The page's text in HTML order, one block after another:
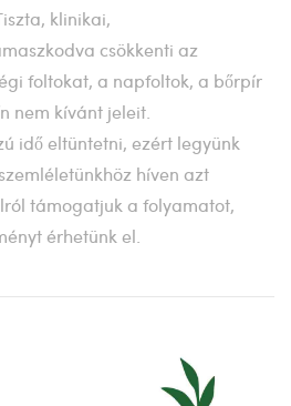
klinikai,
csökkenti az
foltokat, a napfoltok, a bőrpír
nem kívánt jeleit.
idő eltüntetni, ezért legyünk
híven azt
támogatjuk a folyamatot,
érhetünk el.